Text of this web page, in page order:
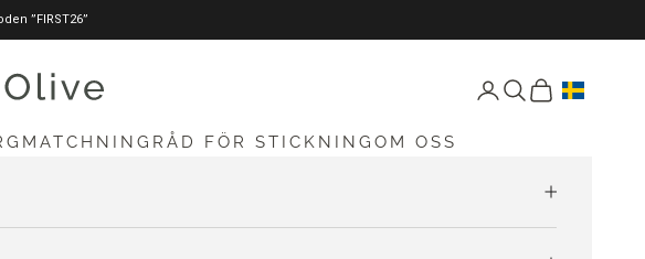
”FIRST26”
Öppna konto-sida
Öppen sökning
Öppna vagnen
RÅD FÖR STICKNING OM OSS